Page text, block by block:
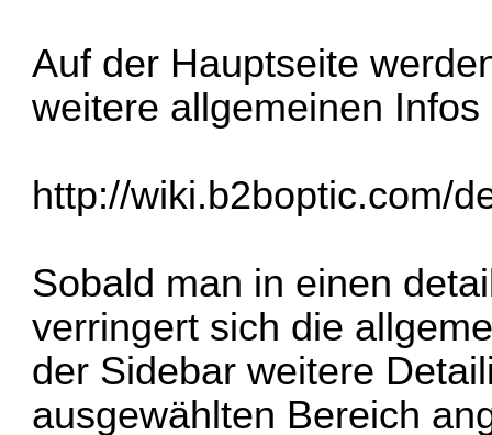
Auf der Hauptseite
weitere allgemeinen
http://wiki.b2boptic.com/
Sobald man in einen
verringert sich die
der Sidebar weitere
ausgewählten Bereich